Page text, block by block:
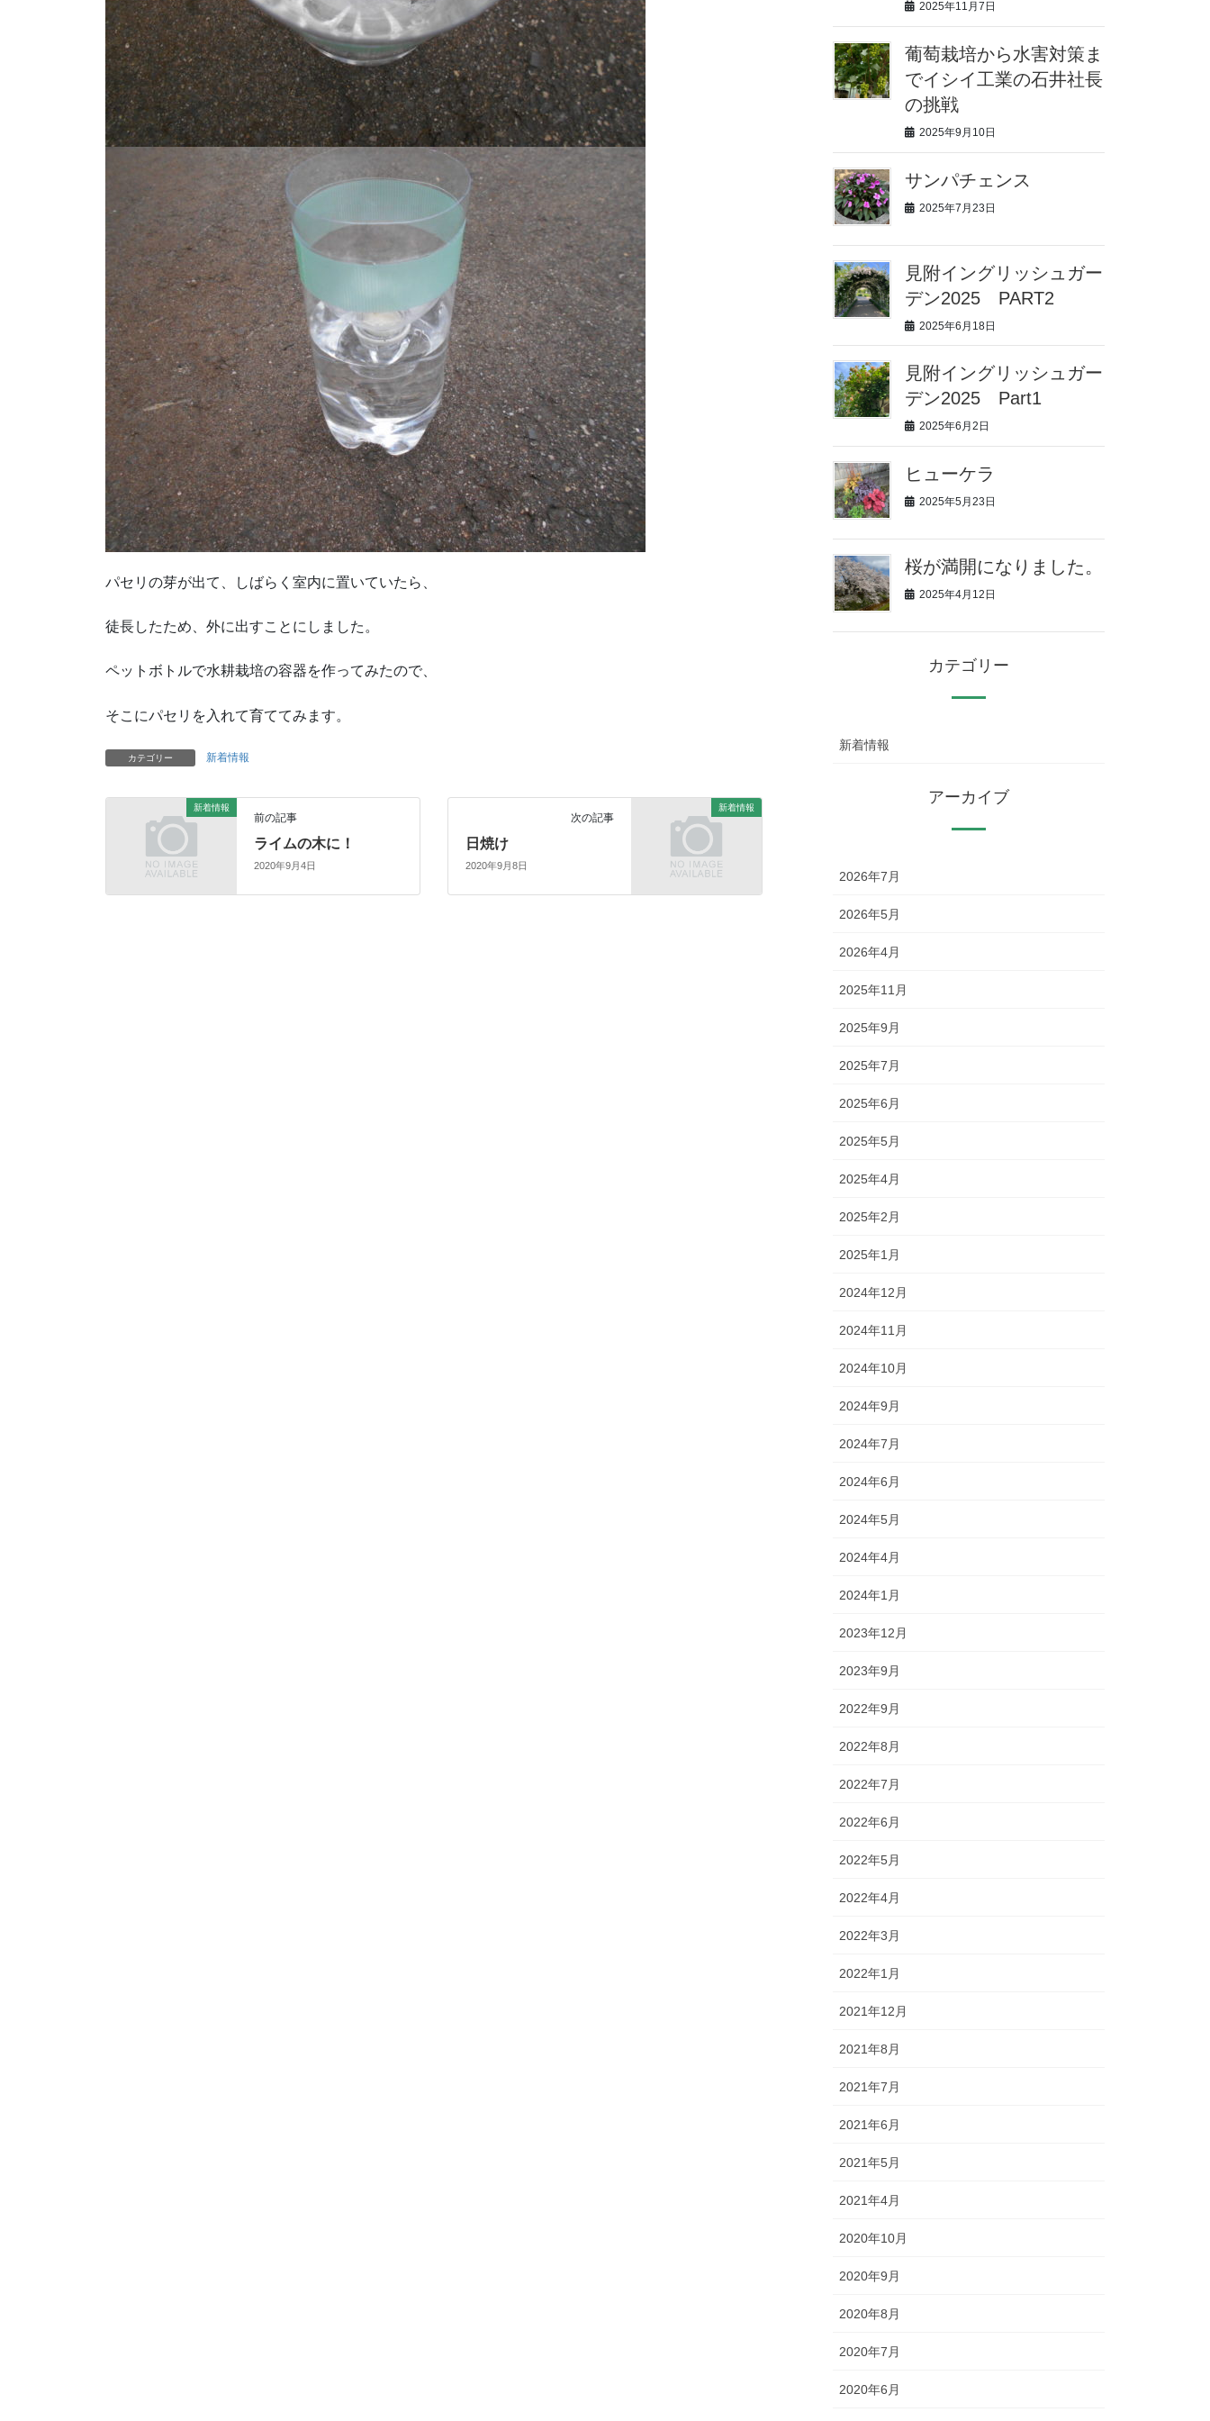
パセリの芽が出て、しばらく室内に置いていたら、
徒長したため、外に出すことにしました。
ペットボトルで水耕栽培の容器を作ってみたので、
そこにパセリを入れて育ててみます。
カテゴリー 新着情報
新着情報
前の記事
ライムの木に！
2020年9月4日
新着情報
次の記事
日焼け
2020年9月8日
2025年11月7日
葡萄栽培から水害対策ま
でイシイ工業の石井社長
の挑戦
2025年9月10日
サンパチェンス
2025年7月23日
見附イングリッシュガー
デン2025 PART2
2025年6月18日
見附イングリッシュガー
デン2025 Part1
2025年6月2日
ヒューケラ
2025年5月23日
桜が満開になりました。
2025年4月12日
カテゴリー
新着情報
アーカイブ
2026年7月
2026年5月
2026年4月
2025年11月
2025年9月
2025年7月
2025年6月
2025年5月
2025年4月
2025年2月
2025年1月
2024年12月
2024年11月
2024年10月
2024年9月
2024年7月
2024年6月
2024年5月
2024年4月
2024年1月
2023年12月
2023年9月
2022年9月
2022年8月
2022年7月
2022年6月
2022年5月
2022年4月
2022年3月
2022年1月
2021年12月
2021年8月
2021年7月
2021年6月
2021年5月
2021年4月
2020年10月
2020年9月
2020年8月
2020年7月
2020年6月